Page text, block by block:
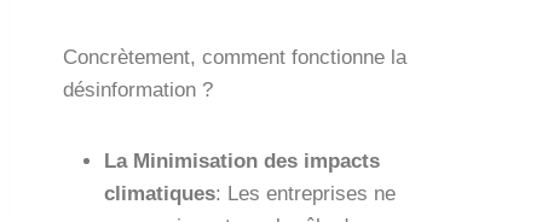
Concrètement, comment fonctionne la
désinformation ?
La Minimisation des impacts
climatiques: Les entreprises ne